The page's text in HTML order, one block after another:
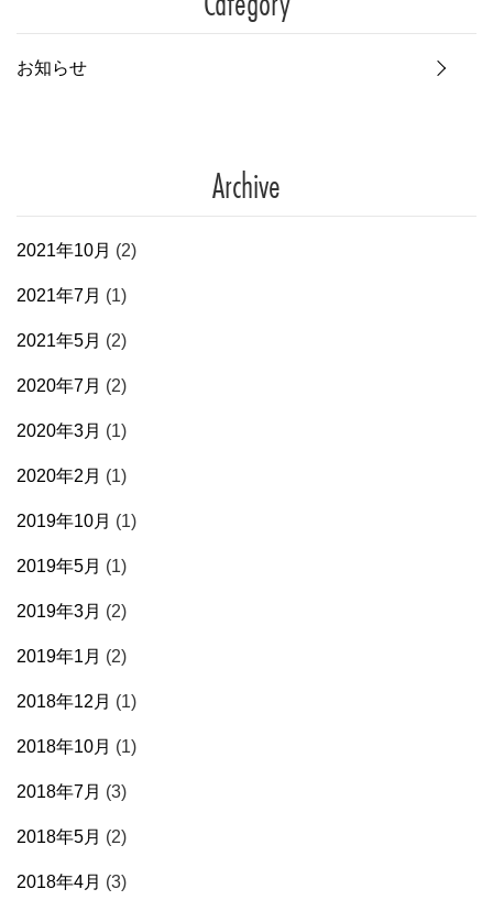
お知らせ
Archive
2021年10月 (2)
2021年7月 (1)
2021年5月 (2)
2020年7月 (2)
2020年3月 (1)
2020年2月 (1)
2019年10月 (1)
2019年5月 (1)
2019年3月 (2)
2019年1月 (2)
2018年12月 (1)
2018年10月 (1)
2018年7月 (3)
2018年5月 (2)
2018年4月 (3)